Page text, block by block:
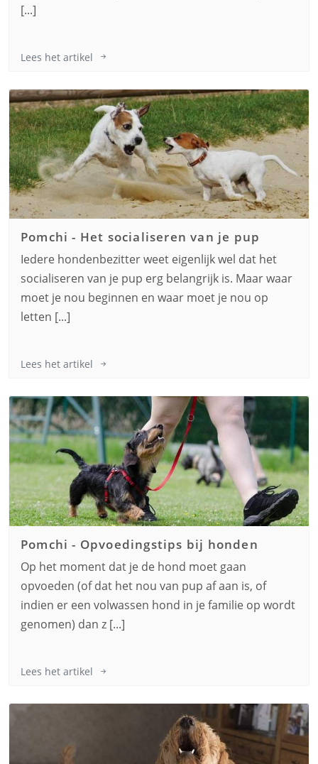
[...]
Lees het artikel
Pomchi - Het socialiseren van je pup
Iedere hondenbezitter weet eigenlijk wel dat het
socialiseren van je pup erg belangrijk is. Maar waar
moet je nou beginnen en waar moet je nou op
letten [...]
Lees het artikel
Pomchi - Opvoedingstips bij honden
Op het moment dat je de hond moet gaan
opvoeden (of dat het nou van pup af aan is, of
indien er een volwassen hond in je familie op wordt
genomen) dan z [...]
Lees het artikel